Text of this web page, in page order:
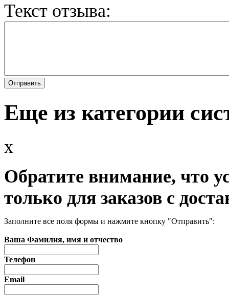
Текст отзыва:
Еще из категории
x
Обратите внимание, что
только для заказов с
Заполните все поля формы и нажмите кнопку "Отправить":
Ваша Фамилия, имя и отчество
Телефон
Email